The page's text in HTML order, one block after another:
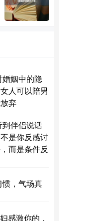
姻中的隐
人可以陪男
弃
伴侣说话
是你反感讨
而是条件反
，气场真
感激你的，